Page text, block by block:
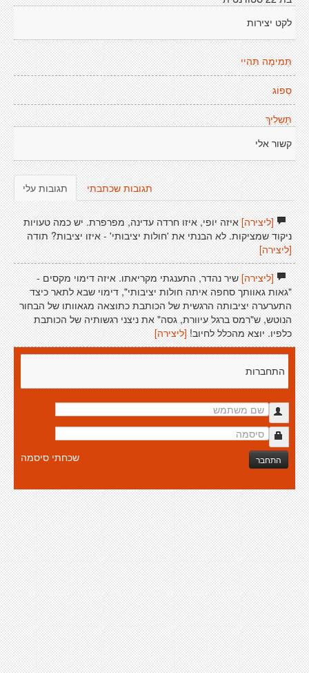
לקט יצירות
תְּמִימָה תִּהִיי
סְפוֹג
תָּשְלִיךְ
קשור אלי
תגובות עלי תגובות שכתבתי
[ליצירה]איזה יופי, איזו חרדה עדינה, מפרפרת. יש כמה טעויות
ניקוד שמציקות. לא הבנתי את 'חולות יציבותי' - איזו יציבות? תודה
[ליצירה]
[ליצירה]שיר נהדר, התענגתי מקריאתו. איזה דימוי מקסים -
"גאות גאוותך סחפה איתה חולות יציבותי", דימוי שבא לתאר כיצד
התערערה יציבותה הרגשית של הכותבת כתוצאה מגאוותו של הבחור
הנוטש, ש"רמס ברגל עיוורת, גסה" את ניצני רגשותיה של הכותבת
כלפיו. יוצא מהכלל לחיוב![ליצירה]
התחברות
התחבר שכחתי סיסמה